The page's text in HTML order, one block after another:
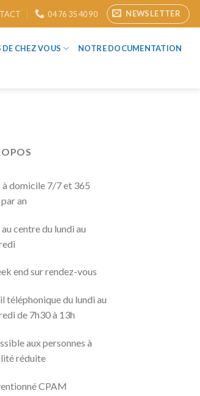
04 76 35 40 90 NEWSLETTER
DE CHEZ VOUS NOTRE DOCUMENTATION
à domicile 7/7 et 365
an
centre du lundi au
end sur rendez-vous
téléphonique du lundi au
de 7h30 à 13h
aux personnes à
réduite
CPAM